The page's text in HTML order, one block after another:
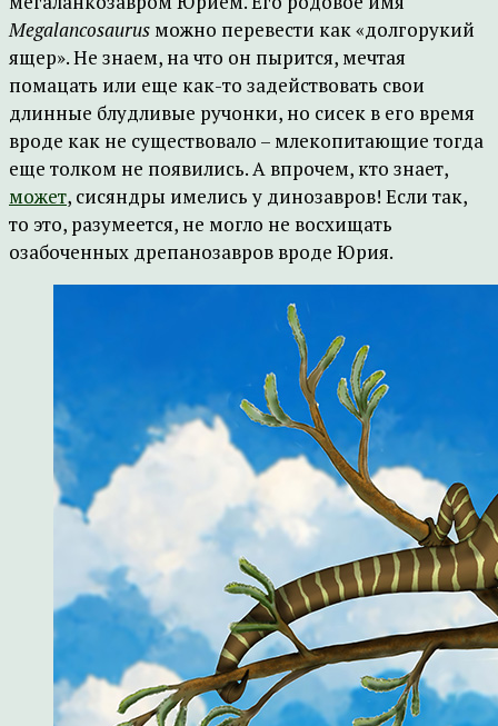
Megalancosaurus можно перевести как «долгорукий
ящер». Не знаем, на что он пырится, мечтая
помацать или еще как-то задействовать свои
длинные блудливые ручонки, но сисек в его время
вроде как не существовало – млекопитающие тогда
еще толком не появились. А впрочем, кто знает,
может, сисяндры имелись у динозавров! Если так,
то это, разумеется, не могло не восхищать
озабоченных дрепанозавров вроде Юрия.